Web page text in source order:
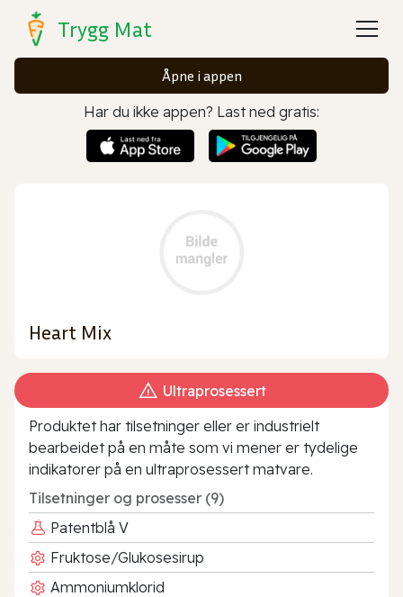
Trygg Mat
Åpne i appen
Har du ikke appen? Last ned gratis:
Heart Mix
Ultraprosessert
Produktet har tilsetninger eller er industrielt
bearbeidet på en måte som vi mener er tydelige
indikatorer på en ultraprosessert matvare.
Tilsetninger og prosesser (9)
Patentblå V
Fruktose/Glukosesirup
Ammoniumklorid